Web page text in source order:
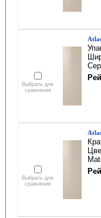
Выбрать для
сравнения
Выбрать для
сравнения